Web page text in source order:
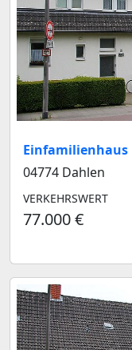
Einfamilienhaus
04774 Dahlen
VERKEHRSWERT
77.000 €